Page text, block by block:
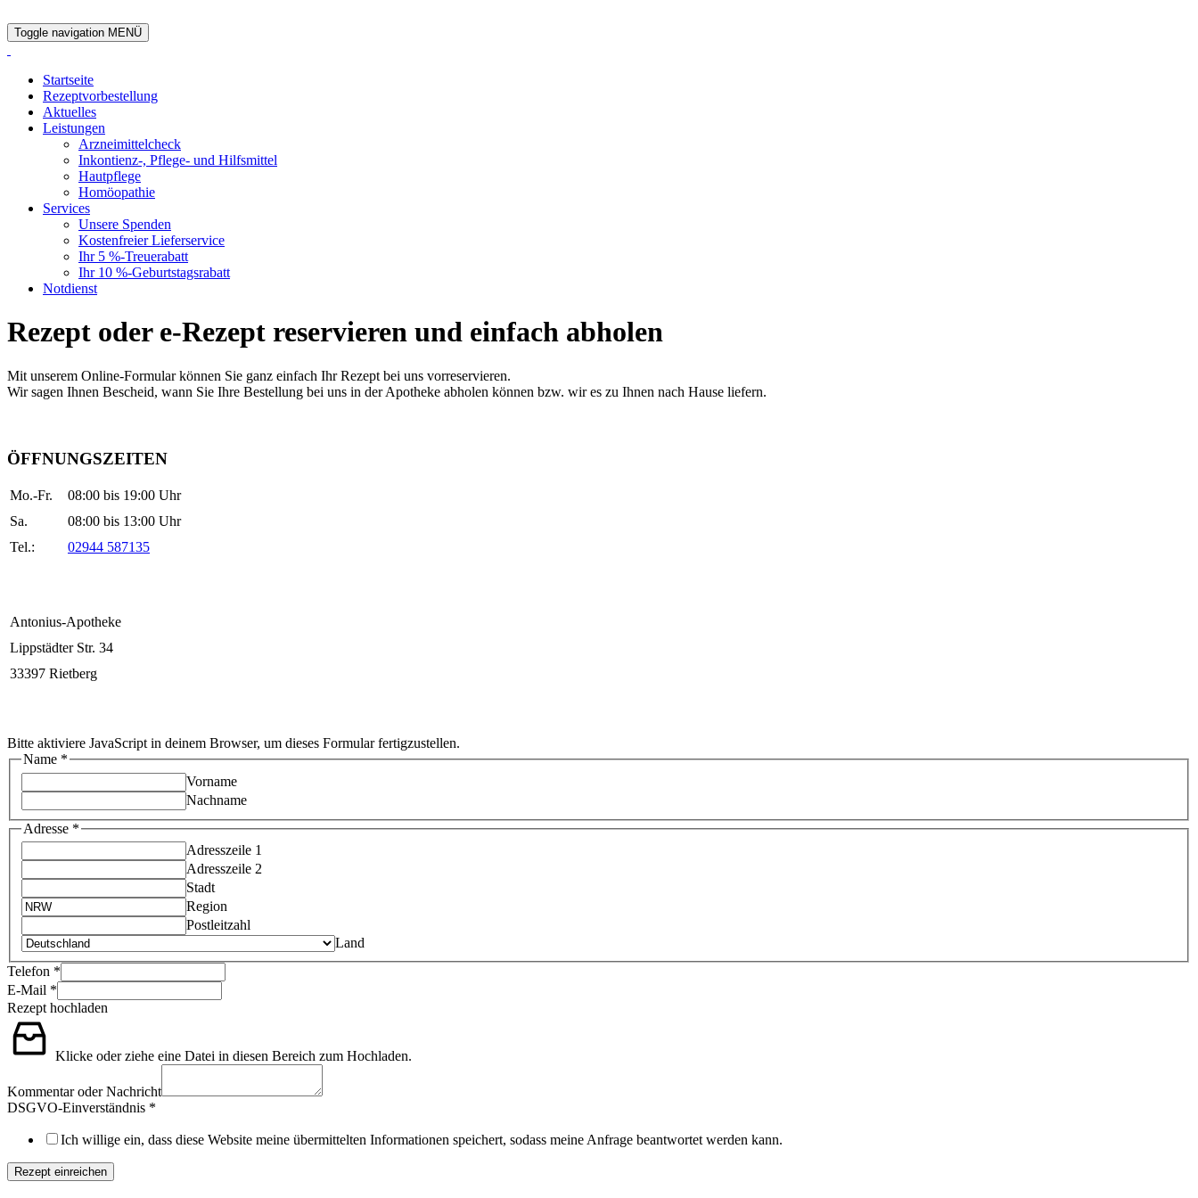
Toggle navigation MENÜ
Startseite
Rezeptvorbestellung
Aktuelles
Leistungen
Arzneimittelcheck
Inkontienz-, Pflege- und Hilfsmittel
Hautpflege
Homöopathie
Services
Unsere Spenden
Kostenfreier Lieferservice
Ihr 5 %-Treuerabatt
Ihr 10 %-Geburtstagsrabatt
Notdienst
Rezept oder e-Rezept reservieren und einfach abholen
Mit unserem Online-Formular können Sie ganz einfach Ihr Rezept bei uns vorreservieren.
Wir sagen Ihnen Bescheid, wann Sie Ihre Bestellung bei uns in der Apotheke abholen können bzw. wir es zu Ihnen nach Hause liefern.
ÖFFNUNGSZEITEN
Mo.-Fr.
08:00 bis 19:00 Uhr
Sa.
08:00 bis 13:00 Uhr
Tel.:
02944 587135
Antonius-Apotheke
Lippstädter Str. 34
33397 Rietberg
Bitte aktiviere JavaScript in deinem Browser, um dieses Formular fertigzustellen.
Name *
Vorname
Nachname
Adresse *
Adresszeile 1
Adresszeile 2
Stadt
Region
Postleitzahl
Land
Telefon *
E-Mail *
Rezept hochladen
Klicke oder ziehe eine Datei in diesen Bereich zum Hochladen.
Kommentar oder Nachricht
DSGVO-Einverständnis *
Ich willige ein, dass diese Website meine übermittelten Informationen speichert, sodass meine Anfrage beantwortet werden kann.
Rezept einreichen